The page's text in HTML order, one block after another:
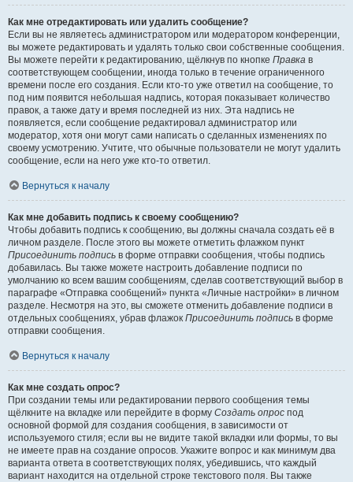
Как мне отредактировать или удалить сообщение?
Если вы не являетесь администратором или модератором конференции,
вы можете редактировать и удалять только свои собственные сообщения.
Вы можете перейти к редактированию, щёлкнув по кнопке Правка в
соответствующем сообщении, иногда только в течение ограниченного
времени после его создания. Если кто-то уже ответил на сообщение, то
под ним появится небольшая надпись, которая показывает количество
правок, а также дату и время последней из них. Эта надпись не
появляется, если сообщение редактировал администратор или
модератор, хотя они могут сами написать о сделанных изменениях по
своему усмотрению. Учтите, что обычные пользователи не могут удалить
сообщение, если на него уже кто-то ответил.
Вернуться к началу
Как мне добавить подпись к своему сообщению?
Чтобы добавить подпись к сообщению, вы должны сначала создать её в
личном разделе. После этого вы можете отметить флажком пункт
Присоединить подпись в форме отправки сообщения, чтобы подпись
добавилась. Вы также можете настроить добавление подписи по
умолчанию ко всем вашим сообщениям, сделав соответствующий выбор в
параграфе «Отправка сообщений» пункта «Личные настройки» в личном
разделе. Несмотря на это, вы сможете отменить добавление подписи в
отдельных сообщениях, убрав флажок Присоединить подпись в форме
отправки сообщения.
Вернуться к началу
Как мне создать опрос?
При создании темы или редактировании первого сообщения темы
щёлкните на вкладке или перейдите в форму Создать опрос под
основной формой для создания сообщения, в зависимости от
используемого стиля; если вы не видите такой вкладки или формы, то вы
не имеете прав на создание опросов. Укажите вопрос и как минимум два
варианта ответа в соответствующих полях, убедившись, что каждый
вариант находится на отдельной строке текстового поля. Вы также